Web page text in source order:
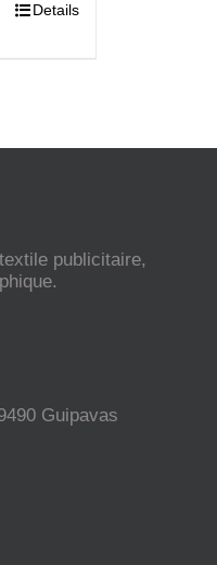
Details
publicitaire,
Guipavas